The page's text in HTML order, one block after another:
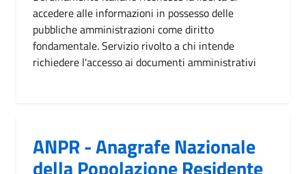
accedere alle informazioni in possesso delle
pubbliche amministrazioni come diritto
fondamentale. Servizio rivolto a chi intende
richiedere l'accesso ai documenti amministrativi
ANPR - Anagrafe Nazionale